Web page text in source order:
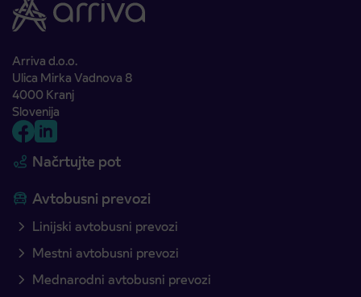
Arriva d.o.o.
Ulica Mirka Vadnova 8
4000 Kranj
Slovenija
Načrtujte pot
Avtobusni prevozi
Linijski avtobusni prevozi
Mestni avtobusni prevozi
Mednarodni avtobusni prevozi